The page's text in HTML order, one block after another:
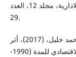
العراق، مجلة جامعة الانبار للعلوم الاقتصادية والادارية، مجلد 12، العدد
29.
السلطان، حوراء عبد الزهرة و الحسيني، أحمد خليل، (2017)، أثر
تقلبات سعر صرف الدينار العراقي في النمو الاقتصادي للمدة (1990-